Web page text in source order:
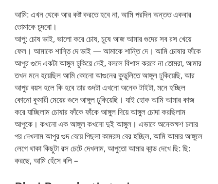
আমি: এখন থেকে আর কষ্ট করতে হবে না, আমি পরদিন অন্তত একবার
তোমাকে চুদবো।
আপু: চোষ ভাই, ভালো করে চোষ, চুষে আজ আমার গুদের সব রস খেয়ে
ফেল। আমাকে শান্তি দে ভাই — আমাকে শান্তি দে। আমি চোষার ফাঁকে
আপুর গুদে একটা আঙ্গুল ঢুকিয়ে দেই, বললে বিশাস করবে না তোমরা, আমার
তখন মনে হয়েছিল আমি কোনো আগুনের কুন্ডুলিতে আঙ্গুল ঢুকিয়েছি, আর
আপুর বয়স হলে কি হবে তার গুদটা এখনো অনেক টাইটা, মনে হচ্ছিল
কোনো কুমারী মেয়ের গুদে আঙ্গুল ঢুকিয়েছি। যাই হোক আমি আমার কাজ
করে যাচ্ছিলাম চোষার ফাঁকে ফাঁকে আঙ্গুল দিয়ে আঙ্গুল চোদা করছিলাম
আপুকে। কখনো এক আঙ্গুল কখনো দুই আঙ্গুল। এভাবে অনেকক্ষণ চলার
পর দেখলাম আপুর গুদ বেয়ে পিছলা কামরস বের হচ্ছিল, আমি আমার আঙ্গুলে
লেগে থাকা কিছুটা রস চেটে দেখলাম, আপুতো আমার কান্ড দেখে ছি: ছি:
করছে, আমি হেঁসে বলি –